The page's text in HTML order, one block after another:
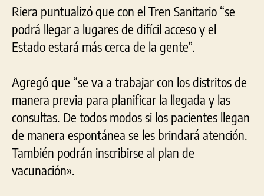
Riera puntualizó que con el Tren Sanitario “se
podrá llegar a lugares de difícil acceso y el
Estado estará más cerca de la gente”.
Agregó que “se va a trabajar con los distritos de
manera previa para planificar la llegada y las
consultas. De todos modos si los pacientes llegan
de manera espontánea se les brindará atención.
También podrán inscribirse al plan de
vacunación».